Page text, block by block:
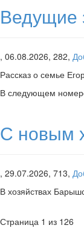
Ведущие
, 06.08.2026, 282,
Рассказ о семье
В следующем
С новым
, 29.07.2026, 713,
В хозяйствах
Страница 1 из 126